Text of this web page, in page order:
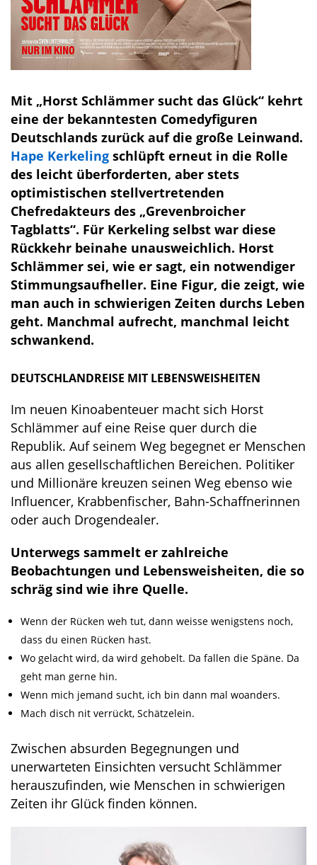
Mit „Horst Schlämmer sucht das Glück“ kehrt
eine der bekanntesten Comedyfiguren
Deutschlands zurück auf die große Leinwand.
Hape Kerkeling schlüpft erneut in die Rolle
des leicht überforderten, aber stets
optimistischen stellvertretenden
Chefredakteurs des „Grevenbroicher
Tagblatts“. Für Kerkeling selbst war diese
Rückkehr beinahe unausweichlich. Horst
Schlämmer sei, wie er sagt, ein notwendiger
Stimmungsaufheller. Eine Figur, die zeigt, wie
man auch in schwierigen Zeiten durchs Leben
geht. Manchmal aufrecht, manchmal leicht
schwankend.
DEUTSCHLANDREISE MIT LEBENSWEISHEITEN
Im neuen Kinoabenteuer macht sich Horst
Schlämmer auf eine Reise quer durch die
Republik. Auf seinem Weg begegnet er Menschen
aus allen gesellschaftlichen Bereichen. Politiker
und Millionäre kreuzen seinen Weg ebenso wie
Influencer, Krabbenfischer, Bahn-Schaffnerinnen
oder auch Drogendealer.
Unterwegs sammelt er zahlreiche
Beobachtungen und Lebensweisheiten, die so
schräg sind wie ihre Quelle.
Wenn der Rücken weh tut, dann weisse wenigstens noch,
dass du einen Rücken hast.
Wo gelacht wird, da wird gehobelt. Da fallen die Späne. Da
geht man gerne hin.
Wenn mich jemand sucht, ich bin dann mal woanders.
Mach disch nit verrückt, Schätzelein.
Zwischen absurden Begegnungen und
unerwarteten Einsichten versucht Schlämmer
herauszufinden, wie Menschen in schwierigen
Zeiten ihr Glück finden können.